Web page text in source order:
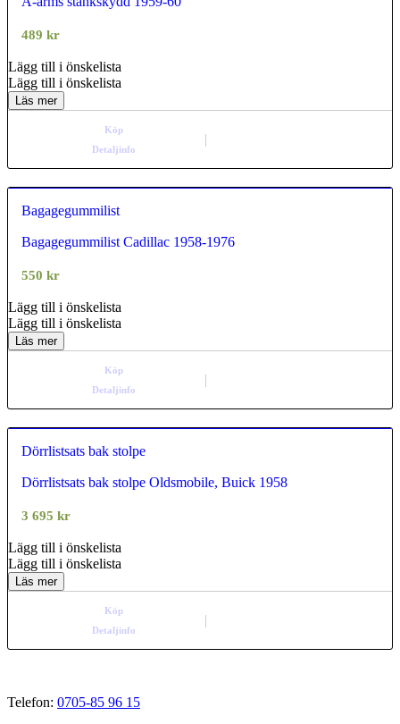
489 kr
Lägg till i önskelista
Lägg till i önskelista
Läs mer
Köp
Detaljinfo
Bagagegummilist
Bagagegummilist Cadillac 1958-1976
550 kr
Lägg till i önskelista
Lägg till i önskelista
Läs mer
Köp
Detaljinfo
Dörrlistsats bak stolpe
Dörrlistsats bak stolpe Oldsmobile, Buick 1958
3 695 kr
Lägg till i önskelista
Lägg till i önskelista
Läs mer
Köp
Detaljinfo
Telefon: 0705-85 96 15